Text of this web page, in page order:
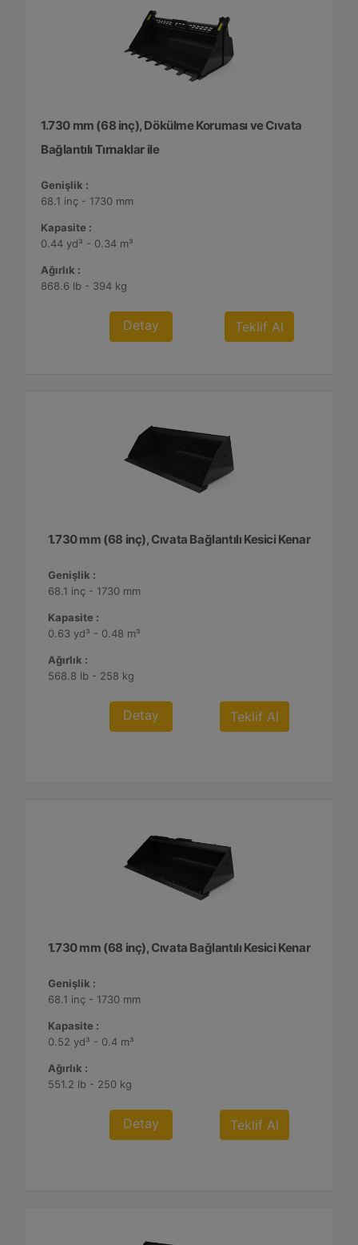
1.730 mm (68 inç), Dökülme Koruması ve Cıvata
Bağlantılı Tırnaklar ile
Genişlik :
68.1 inç - 1730 mm
Kapasite :
0.44 yd³ - 0.34 m³
Ağırlık :
868.6 lb - 394 kg
Detay Teklif Al
1.730 mm (68 inç), Cıvata Bağlantılı Kesici Kenar
Genişlik :
68.1 inç - 1730 mm
Kapasite :
0.63 yd³ - 0.48 m³
Ağırlık :
568.8 lb - 258 kg
Detay Teklif Al
1.730 mm (68 inç), Cıvata Bağlantılı Kesici Kenar
Genişlik :
68.1 inç - 1730 mm
Kapasite :
0.52 yd³ - 0.4 m³
Ağırlık :
551.2 lb - 250 kg
Detay Teklif Al